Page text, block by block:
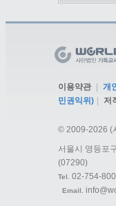
이용약관 개
민권익위)
저
© 2009-2026 (
서울시 영등포
(07290)
Tel. 02-754-
Email.